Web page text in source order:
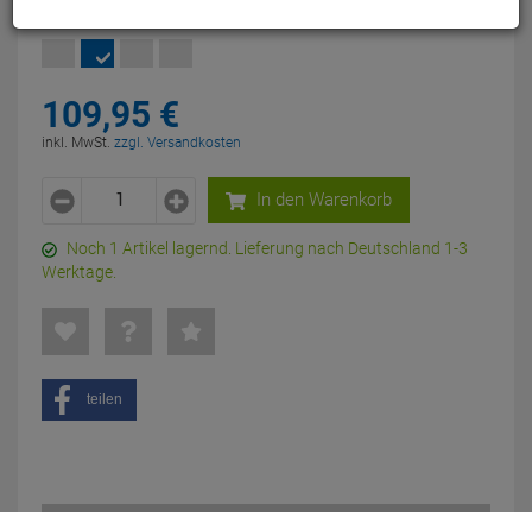
109,95 €
inkl. MwSt. zzgl. Versandkosten
In den Warenkorb
Noch 1 Artikel lagernd. Lieferung nach Deutschland 1-3
Werktage.
teilen